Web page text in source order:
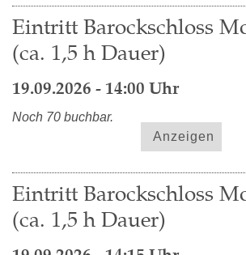
Eintritt Barockschloss
(ca. 1,5 h Dauer)
19.09.2026 - 14:00 Uhr
Noch 70 buchbar.
Anzeigen
Eintritt Barockschloss
(ca. 1,5 h Dauer)